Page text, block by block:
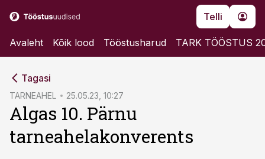
Telli
Avaleht Kõik lood Tööstusharud TARK TÖÖSTUS
Tagasi
TARNEAHEL 25.05.23, 10:27
Algas 10. Pärnu
tarneahelakonverents